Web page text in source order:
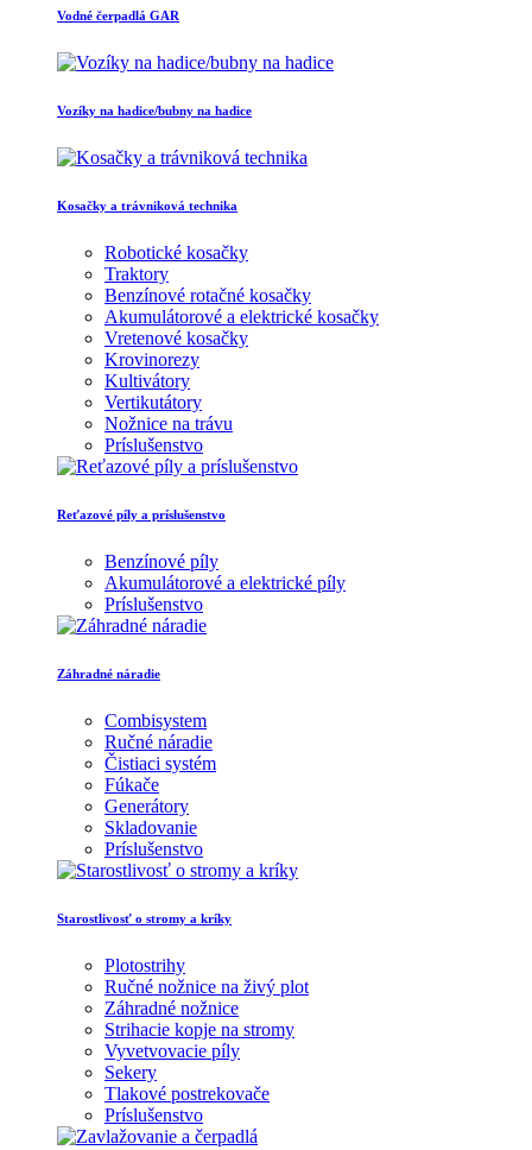
Vodné čerpadlá GAR
Vozíky na hadice/bubny na hadice
Kosačky a trávniková technika
Robotické kosačky
Traktory
Benzínové rotačné kosačky
Akumulátorové a elektrické kosačky
Vretenové kosačky
Krovinorezy
Kultivátory
Vertikutátory
Nožnice na trávu
Príslušenstvo
Reťazové píly a príslušenstvo
Benzínové píly
Akumulátorové a elektrické píly
Príslušenstvo
Záhradné náradie
Combisystem
Ručné náradie
Čistiaci systém
Fúkače
Generátory
Skladovanie
Príslušenstvo
Starostlivosť o stromy a kríky
Plotostrihy
Ručné nožnice na živý plot
Záhradné nožnice
Strihacie kopje na stromy
Vyvetvovacie píly
Sekery
Tlakové postrekovače
Príslušenstvo